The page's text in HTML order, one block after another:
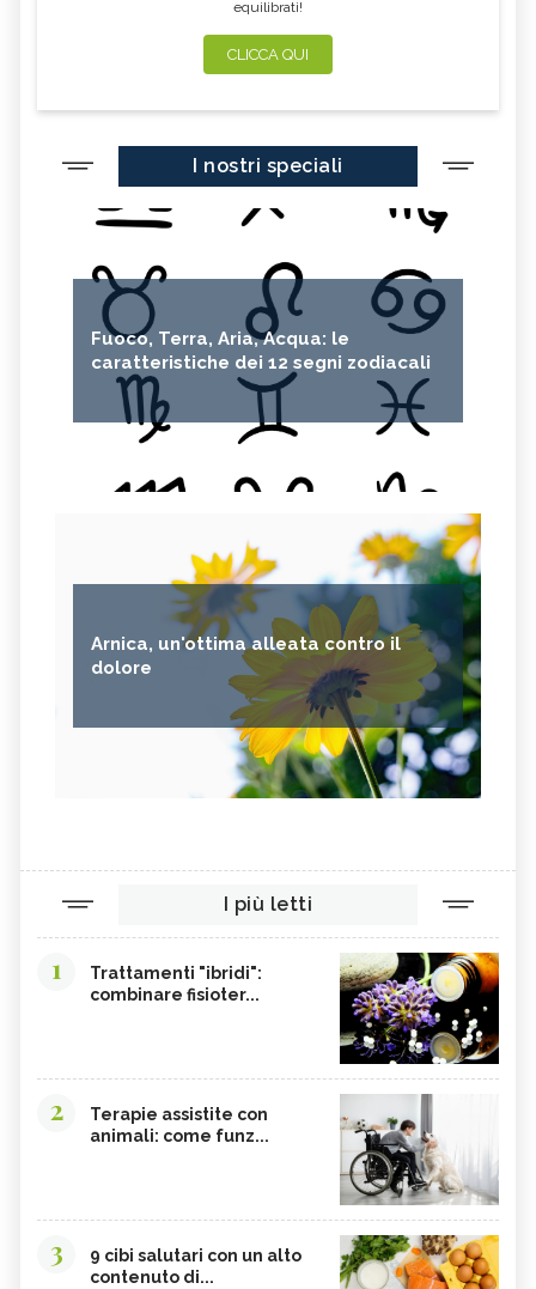
equilibrati!
CLICCA QUI
I nostri speciali
Fuoco, Terra, Aria, Acqua: le
caratteristiche dei 12 segni zodiacali
Arnica, un'ottima alleata contro il
dolore
I più letti
1
Trattamenti "ibridi":
combinare fisioter...
2
Terapie assistite con
animali: come funz...
3
9 cibi salutari con un alto
contenuto di...